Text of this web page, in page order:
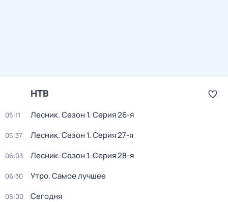
НТВ
05:11 Лесник. Сезон 1. Серия 26-я
05:37 Лесник. Сезон 1. Серия 27-я
06:03 Лесник. Сезон 1. Серия 28-я
06:30 Утро. Самое лучшее
08:00 Сегодня